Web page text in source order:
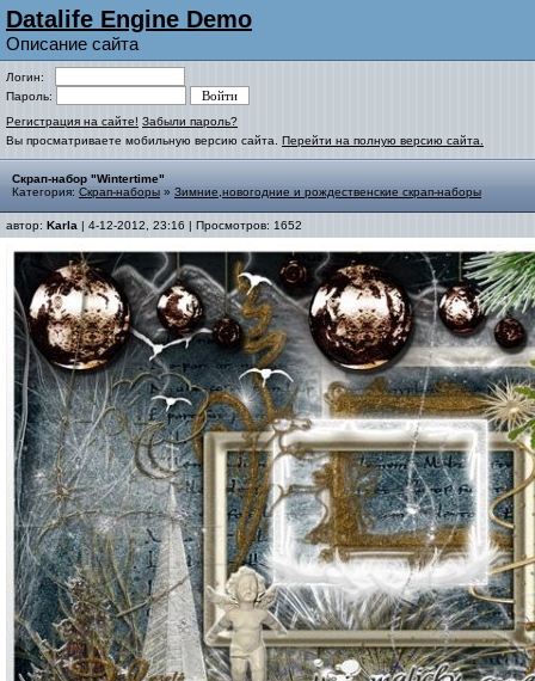
Datalife Engine Demo
Описание сайта
Логин:
Пароль:
Регистрация на сайте! Забыли пароль?
Вы просматриваете мобильную версию сайта. Перейти на полную версию сайта.
Скрап-набор "Wintertime"
Категория: Скрап-наборы » Зимние,новогодние и рождественские скрап-наборы
автор: Karla | 4-12-2012, 23:16 | Просмотров: 1652